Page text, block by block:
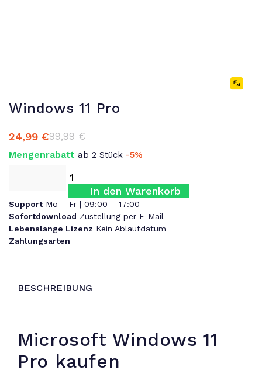
Windows 11 Pro
99,99€
Ursprünglicher
Preis
24,99 €
Aktueller
Preis
Mengenrabatt ab 2 Stück -5%
In den Warenkorb
Support Mo – Fr | 09:00 – 17:00
Sofortdownload Zustellung per E-Mail
Lebenslange Lizenz Kein Ablaufdatum
Zahlungsarten
BESCHREIBUNG
Microsoft Windows 11
Pro kaufen